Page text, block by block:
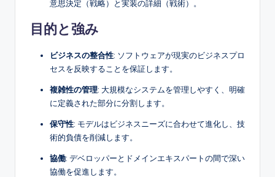
意思決定（戦略）と実装の詳細（戦術）。
目的と強み
ビジネスの整合性: ソフトウェアが現実のビジネスプロ
セスを反映することを保証します。
複雑性の管理: 大規模なシステムを管理しやすく、明確
に定義された部分に分割します。
保守性: モデルはビジネスニーズに合わせて進化し、技
術的負債を削減します。
協働: デベロッパーとドメインエキスパートの間で深い
協働を促進します。